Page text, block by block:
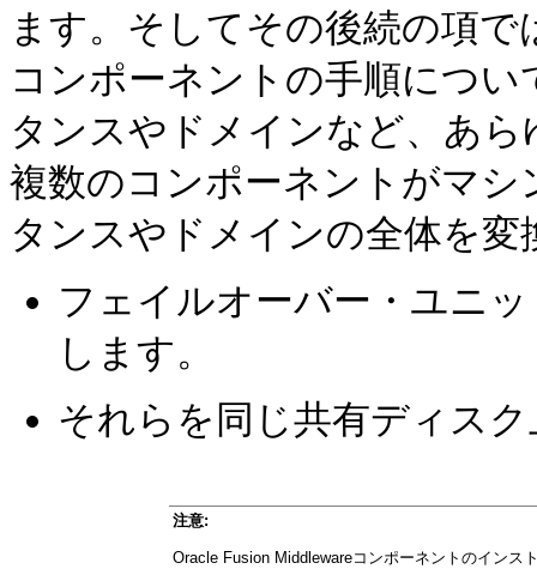
ます。そしてその後続の項
コンポーネントの手順につ
タンスやドメインなど、あ
複数のコンポーネントがマ
タンスやドメインの全体を
フェイルオーバー・ユニ
します。
それらを同じ共有ディス
注意:
Oracle Fusion Middlewareコンポーネントのインス